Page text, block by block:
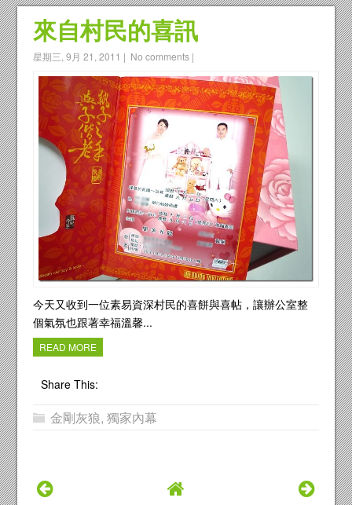
來自村民的喜訊
星期三, 9月 21, 2011 | No comments |
今天又收到一位素易資深村民的喜餅與喜帖，讓辦公室整
個氣氛也跟著幸福溫馨...
READ MORE
Share This:
金剛灰狼,獨家內幕